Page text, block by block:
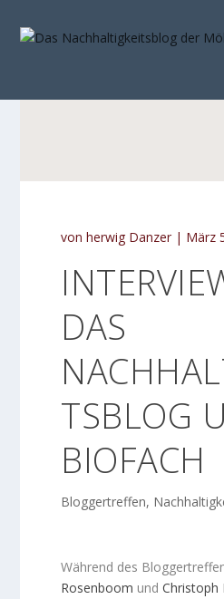
vonherwig Danzer | März
DAS
TSBLOG
BIOFACH
Bloggertreffen,
Während des
Rosenboom undChristoph